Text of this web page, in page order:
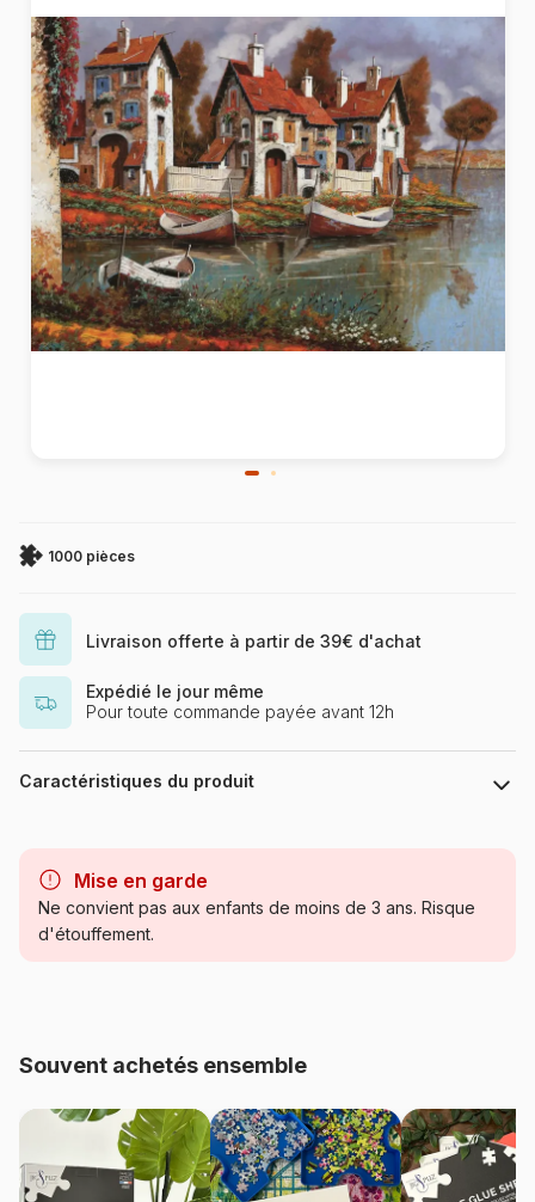
1000 pièces
Livraison offerte à partir de 39€ d'achat
Expédié le jour même
Pour toute commande payée avant 12h
Caractéristiques du produit
Catégorie Puzzles - Villes et Villages
Référence Art-Puzzle-4232
EAN 8697950842327
Mise en garde
Ne convient pas aux enfants de moins de 3 ans. Risque
d'étouffement.
Souvent achetés ensemble